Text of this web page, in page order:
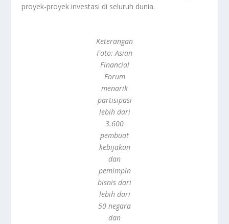
proyek-proyek investasi di seluruh dunia.
Keterangan
Foto: Asian
Financial
Forum
menarik
partisipasi
lebih dari
3.600
pembuat
kebijakan
dan
pemimpin
bisnis dari
lebih dari
50 negara
dan